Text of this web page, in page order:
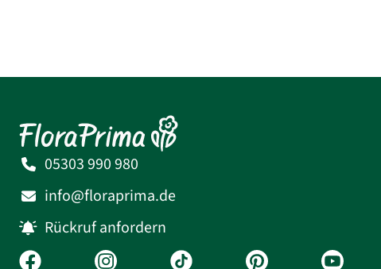
05303 990 980
info@floraprima.de
Rückruf anfordern